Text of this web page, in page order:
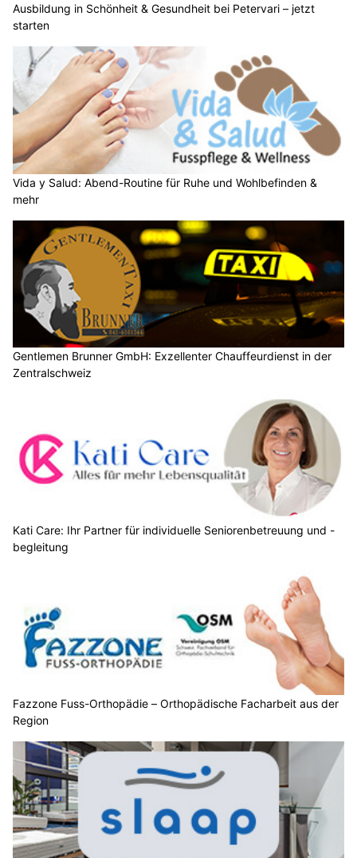
Ausbildung in Schönheit & Gesundheit bei Petervari – jetzt
starten
Vida y Salud: Abend-Routine für Ruhe und Wohlbefinden &
mehr
Gentlemen Brunner GmbH: Exzellenter Chauffeurdienst in der
Zentralschweiz
Kati Care: Ihr Partner für individuelle Seniorenbetreuung und -
begleitung
Fazzone Fuss-Orthopädie – Orthopädische Facharbeit aus der
Region